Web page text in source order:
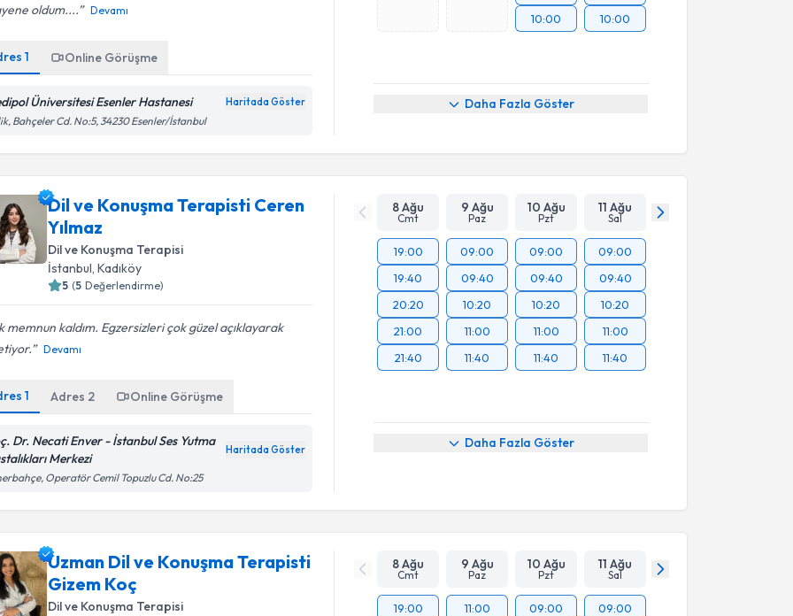
oldum....
Devamı
1 Online Görüşme
Üniversitesi Esenler Hastanesi Haritada Göster
Bahçeler Cd. No:5, 34230 Esenler/İstanbul
10:00
10:00
Daha Fazla Göster
Dil ve Konuşma Terapisti Ceren
Yılmaz
Dil ve Konuşma Terapisi
İstanbul, Kadıköy
5 (5 Değerlendirme)
memnun kaldım. Egzersizleri çok güzel açıklayarak
Devamı
1 Adres 2 Online Görüşme
Dr. Necati Enver - İstanbul Ses Yutma
Merkezi
Haritada Göster
Operatör Cemil Topuzlu Cd. No:25
8 Ağu
Cmt
9 Ağu
Paz
10 Ağu
Pzt
11 Ağu
Sal
19:00
19:40
20:20
21:00
21:40
09:00
09:40
10:20
11:00
11:40
09:00
09:40
10:20
11:00
11:40
09:00
09:40
10:20
11:00
11:40
Daha Fazla Göster
Uzman Dil ve Konuşma Terapisti
Gizem Koç
Dil ve Konuşma Terapisi
8 Ağu
Cmt
9 Ağu
Paz
10 Ağu
Pzt
11 Ağu
Sal
19:00
11:00
09:00
09:00